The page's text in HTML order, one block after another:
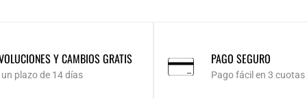
Y CAMBIOS GRATIS
un plazo de 14 días
PAGO SEGURO
Pago fácil en 3